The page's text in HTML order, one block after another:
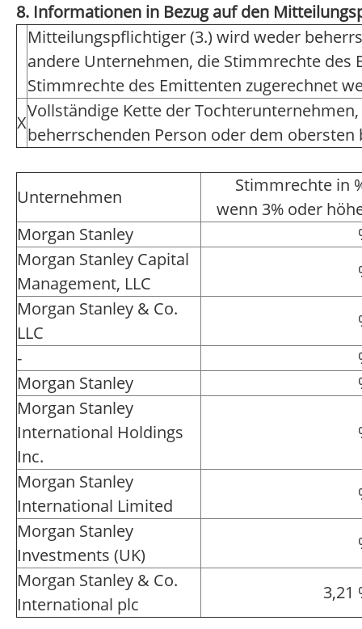
8. Informationen in Bezug auf den
Mitteilungspflichtiger (3.) wird weder
andere Unternehmen, die Stimmrechte des
Stimmrechte des Emittenten zugerechnet
X
Vollständige Kette der
beherrschenden Person oder dem
Unternehmen
Stimmrechte in
wenn 3% oder
Morgan Stanley
Morgan Stanley Capital
Management, LLC
Morgan Stanley & Co.
LLC
-
Morgan Stanley
Morgan Stanley
International Holdings
Inc.
Morgan Stanley
International Limited
Morgan Stanley
Investments (UK)
Morgan Stanley & Co.
International plc
3,21